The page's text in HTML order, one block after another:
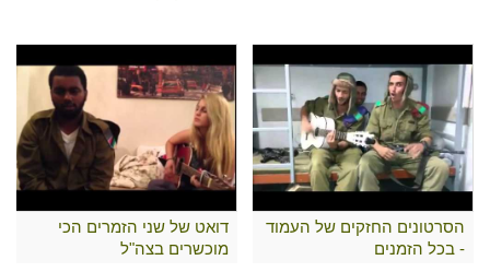
הסרטונים החזקים של העמוד
- בכל הזמנים
דואט של שני הזמרים הכי
מוכשרים בצה"ל